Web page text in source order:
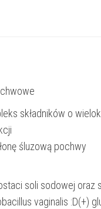
składników o
śluzową pochwy
soli sodowej oraz
vaginalis :D(+)